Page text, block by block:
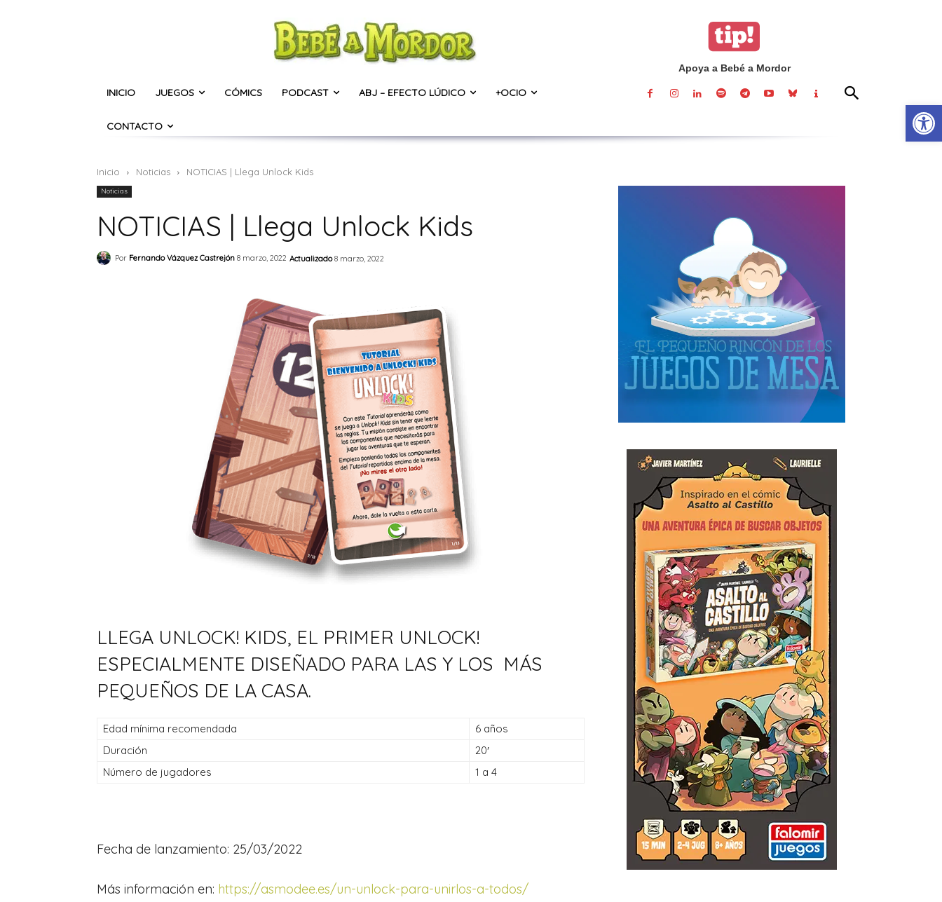
Apoya a Bebé a Mordor
INICIO JUEGOS CÓMICS PODCAST ABJ – EFECTO LÚDICO +OCIO
CONTACTO
Inicio Noticias NOTICIAS | Llega Unlock Kids
Noticias
NOTICIAS | Llega Unlock Kids
Por Fernando Vázquez Castrejón 8 marzo, 2022 Actualizado 8 marzo, 2022
LLEGA UNLOCK! KIDS, EL PRIMER UNLOCK!
ESPECIALMENTE DISEÑADO PARA LAS Y LOS MÁS
PEQUEÑOS DE LA CASA.
Edad mínima recomendada
6 años
Duración
20′
Número de jugadores
1 a 4
Fecha de lanzamiento: 25/03/2022
Más información en: https://asmodee.es/un-unlock-para-unirlos-a-todos/